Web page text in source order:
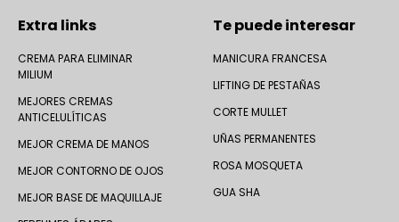
Extra links
CREMA PARA ELIMINAR
MILIUM
MEJORES CREMAS
ANTICELULÍTICAS
MEJOR CREMA DE MANOS
MEJOR CONTORNO DE OJOS
MEJOR BASE DE MAQUILLAJE
Te puede interesar
MANICURA FRANCESA
LIFTING DE PESTAÑAS
CORTE MULLET
UÑAS PERMANENTES
ROSA MOSQUETA
GUA SHA